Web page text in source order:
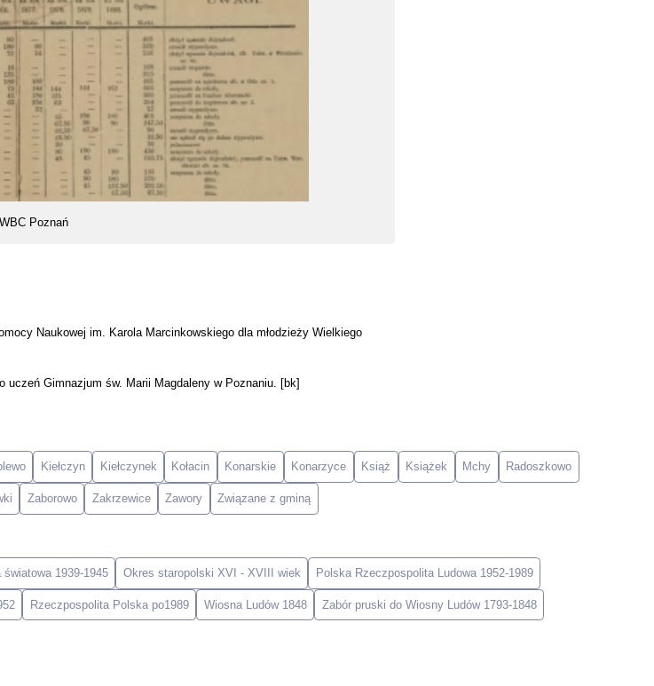
Poznań
Naukowej im. Karola Marcinkowskiego dla młodzieży Wielkiego
Gimnazjum św. Marii Magdaleny w Poznaniu. [bk]
Kiełczyn Kiełczynek Kołacin Konarskie Konarzyce Książ Książek Mchy Radoszkowo
Zaborowo Zakrzewice Zawory Związane z gminą
światowa 1939-1945 Okres staropolski XVI - XVIII wiek Polska Rzeczpospolita Ludowa 1952-1989
Rzeczpospolita Polska po1989 Wiosna Ludów 1848 Zabór pruski do Wiosny Ludów 1793-1848